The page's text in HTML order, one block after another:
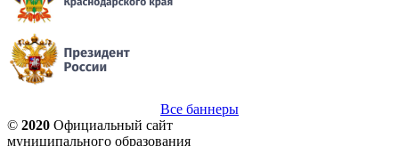
Все баннеры
© 2020 Официальный сайт
муниципального образования